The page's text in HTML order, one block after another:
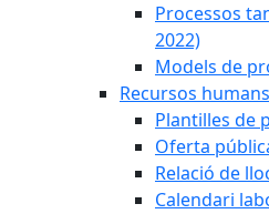
Processos
2022)
Models de
Recursos humans
Plantilles de
Oferta
Relació de
Calendari